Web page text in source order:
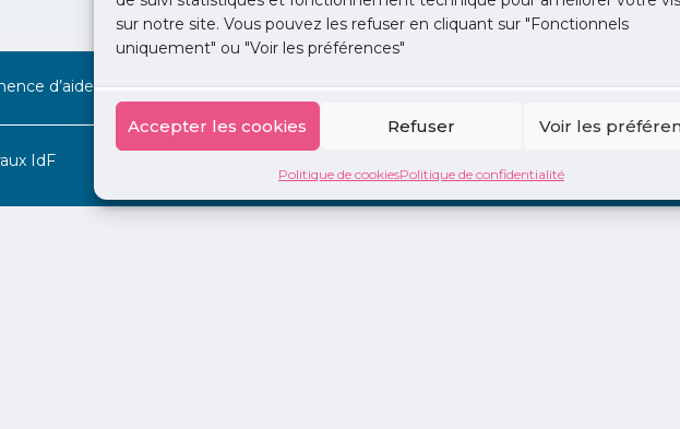
sur notre site. Vous pouvez les refuser en cliquant sur "Fonctionnels
uniquement" ou "Voir les préférences"
Accepter les cookies Refuser Voir les
Politique de cookiesPolitique de confidentialité
d’aide à l’installation La Centrale 2 jours en libéral Adopte 1 Doc
IdF